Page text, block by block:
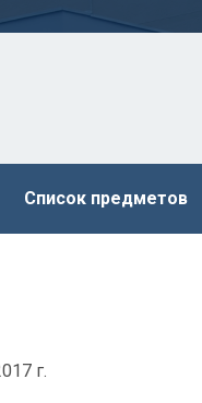
Список предметов
г.